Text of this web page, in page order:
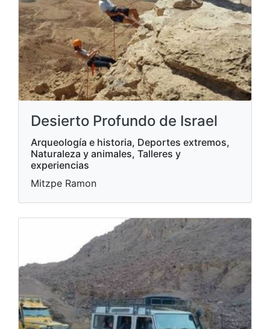
Desierto Profundo de Israel
Arqueología e historia, Deportes extremos,
Naturaleza y animales, Talleres y
experiencias
Mitzpe Ramon